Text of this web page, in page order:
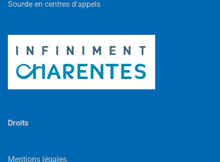
Sourde en centres d'appels
Droits
Mentions légales